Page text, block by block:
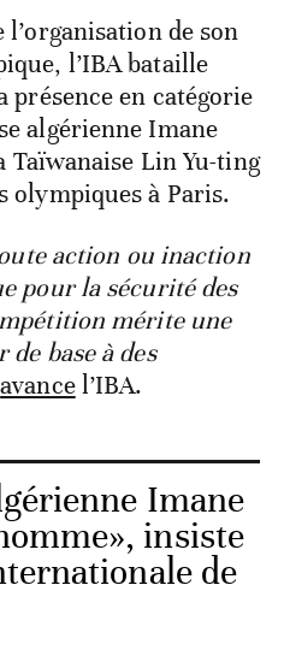
l’organisation de son
l’IBA bataille
présence en catégorie
algérienne Imane
Taïwanaise Lin Yu-ting
olympiques à Paris.
action ou inaction
pour la sécurité des
mérite une
base à des
avancel’IBA.
Imane
insiste
de